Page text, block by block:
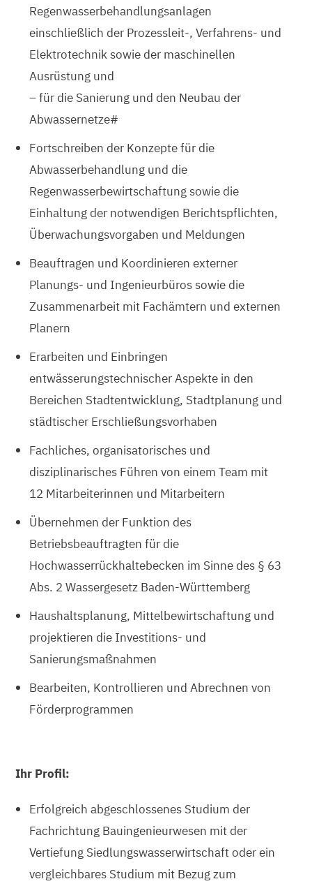
Regenwasserbehandlungsanlagen
einschließlich der Prozessleit-, Verfahrens- und
Elektrotechnik sowie der maschinellen
Ausrüstung und
– für die Sanierung und den Neubau der
Abwassernetze#
Fortschreiben der Konzepte für die
Abwasserbehandlung und die
Regenwasserbewirtschaftung sowie die
Einhaltung der notwendigen Berichtspflichten,
Überwachungsvorgaben und Meldungen
Beauftragen und Koordinieren externer
Planungs- und Ingenieurbüros sowie die
Zusammenarbeit mit Fachämtern und externen
Planern
Erarbeiten und Einbringen
entwässerungstechnischer Aspekte in den
Bereichen Stadtentwicklung, Stadtplanung und
städtischer Erschließungsvorhaben
Fachliches, organisatorisches und
disziplinarisches Führen von einem Team mit
12 Mitarbeiterinnen und Mitarbeitern
Übernehmen der Funktion des
Betriebsbeauftragten für die
Hochwasserrückhaltebecken im Sinne des § 63
Abs. 2 Wassergesetz Baden-Württemberg
Haushaltsplanung, Mittelbewirtschaftung und
projektieren die Investitions- und
Sanierungsmaßnahmen
Bearbeiten, Kontrollieren und Abrechnen von
Förderprogrammen
Ihr Profil:
Erfolgreich abgeschlossenes Studium der
Fachrichtung Bauingenieurwesen mit der
Vertiefung Siedlungswasserwirtschaft oder ein
vergleichbares Studium mit Bezug zum